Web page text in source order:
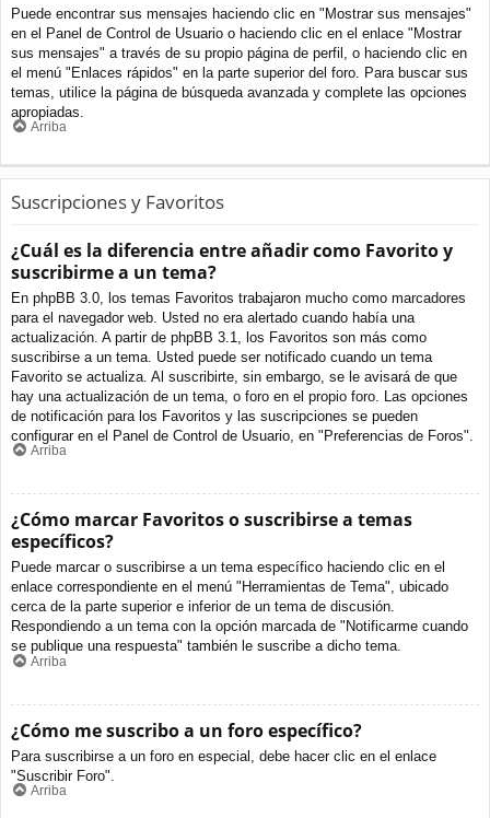
Puede encontrar sus mensajes haciendo clic en "Mostrar sus mensajes"
en el Panel de Control de Usuario o haciendo clic en el enlace "Mostrar
sus mensajes" a través de su propio página de perfil, o haciendo clic en
el menú "Enlaces rápidos" en la parte superior del foro. Para buscar sus
temas, utilice la página de búsqueda avanzada y complete las opciones
apropiadas.
Arriba
Suscripciones y Favoritos
¿Cuál es la diferencia entre añadir como Favorito y
suscribirme a un tema?
En phpBB 3.0, los temas Favoritos trabajaron mucho como marcadores
para el navegador web. Usted no era alertado cuando había una
actualización. A partir de phpBB 3.1, los Favoritos son más como
suscribirse a un tema. Usted puede ser notificado cuando un tema
Favorito se actualiza. Al suscribirte, sin embargo, se le avisará de que
hay una actualización de un tema, o foro en el propio foro. Las opciones
de notificación para los Favoritos y las suscripciones se pueden
configurar en el Panel de Control de Usuario, en "Preferencias de Foros".
Arriba
¿Cómo marcar Favoritos o suscribirse a temas
específicos?
Puede marcar o suscribirse a un tema específico haciendo clic en el
enlace correspondiente en el menú "Herramientas de Tema", ubicado
cerca de la parte superior e inferior de un tema de discusión.
Respondiendo a un tema con la opción marcada de "Notificarme cuando
se publique una respuesta" también le suscribe a dicho tema.
Arriba
¿Cómo me suscribo a un foro específico?
Para suscribirse a un foro en especial, debe hacer clic en el enlace
"Suscribir Foro".
Arriba